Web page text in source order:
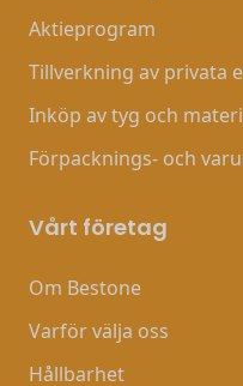
Aktieprogram
Tillverkning av privata
Inköp av tyg och
Förpacknings- och
Vårt företag
Om Bestone
Varför välja oss
Hållbarhet